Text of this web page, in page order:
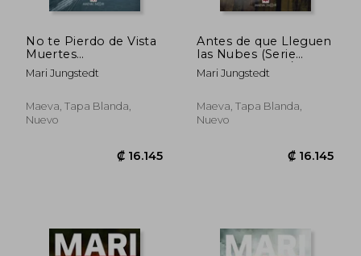
No te Pierdo de Vista
Muertes
Inexplicables en una
Isla Remota (Serie
Mari Jungstedt
Maeva, Tapa Blanda,
Nuevo
Antes de que Lleguen
las Nubes (Serie
Hector Correa / Lisa
Hagel 1)
Mari Jungstedt
Maeva, Tapa Blanda,
Nuevo